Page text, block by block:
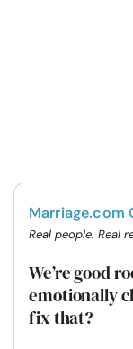
Marriage.com
Real people. Real
We’re good
emotionally
fix that?